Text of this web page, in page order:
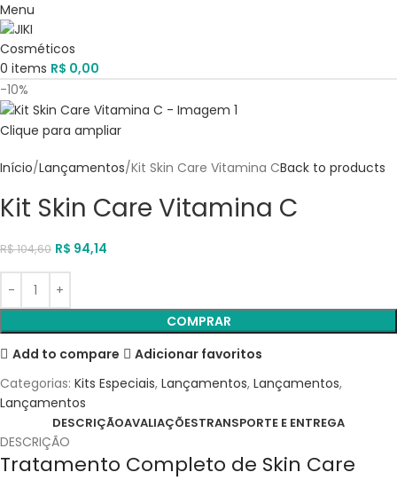
Menu
0 items R$ 0,00
-10%
Clique para ampliar
Início Lançamentos Kit Skin Care Vitamina CBack to products
Kit Skin Care Vitamina C
R$104,60 R$ 94,14
COMPRAR
Add to compare
Adicionar favoritos
Categorias: Kits Especiais, Lançamentos, Lançamentos,
Lançamentos
DESCRIÇÃOAVALIAÇÕESTRANSPORTE E ENTREGA
DESCRIÇÃO
Tratamento Completo de Skin Care